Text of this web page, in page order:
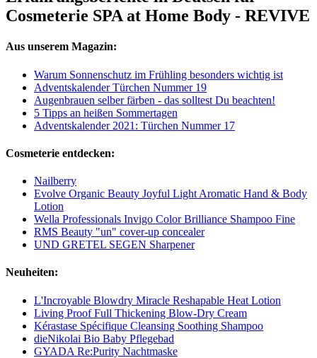
Cosmeterie SPA at Home Body - REVIVE
Aus unserem Magazin:
Warum Sonnenschutz im Frühling besonders wichtig ist
Adventskalender Türchen Nummer 19
Augenbrauen selber färben - das solltest Du beachten!
5 Tipps an heißen Sommertagen
Adventskalender 2021: Türchen Nummer 17
Cosmeterie entdecken:
Nailberry
Evolve Organic Beauty Joyful Light Aromatic Hand & Body
Lotion
Wella Professionals Invigo Color Brilliance Shampoo Fine
RMS Beauty "un" cover-up concealer
UND GRETEL SEGEN Sharpener
Neuheiten:
L'Incroyable Blowdry Miracle Reshapable Heat Lotion
Living Proof Full Thickening Blow-Dry Cream
Kérastase Spécifique Cleansing Soothing Shampoo
dieNikolai Bio Baby Pflegebad
GYADA Re:Purity Nachtmaske